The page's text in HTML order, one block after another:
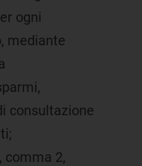
ogni
mediante
consultazione
comma 2,